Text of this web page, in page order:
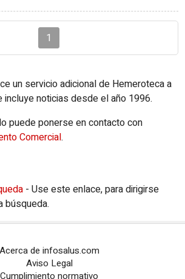
1
un servicio adicional de Hemeroteca a
incluye noticias desde el año 1996.
puede ponerse en contacto con
Comercial.
- Use este enlace, para dirigirse
búsqueda.
Acerca de infosalus.com
Aviso Legal
Cumplimiento normativo